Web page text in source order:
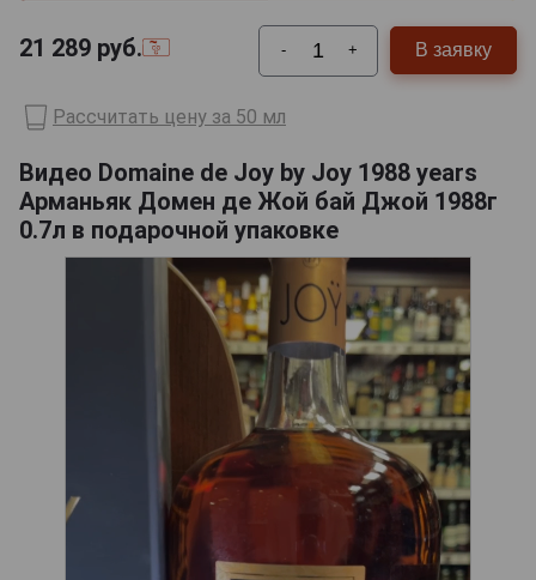
21 289 руб. - + В заявку
Рассчитать цену за 50 мл
Видео Domaine de Joy by Joy 1988 years
Арманьяк Домен де Жой бай Джой 1988г
0.7л в подарочной упаковке